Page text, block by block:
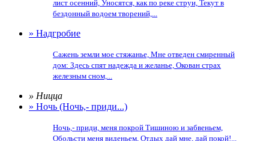
лист осенний, Уносятся, как по реке струи, Текут в
бездонный водоем творений,...
» Надгробие
Сажень земли мое стяжанье, Мне отведен смиренный
дом: Здесь спят надежда и желанье, Окован страх
железным сном,...
» Ницца
» Ночь (Ночь,- приди...)
Ночь,- приди, меня покрой Тишиною и забвеньем,
Обольсти меня виденьем, Отдых дай мне, дай покой!...